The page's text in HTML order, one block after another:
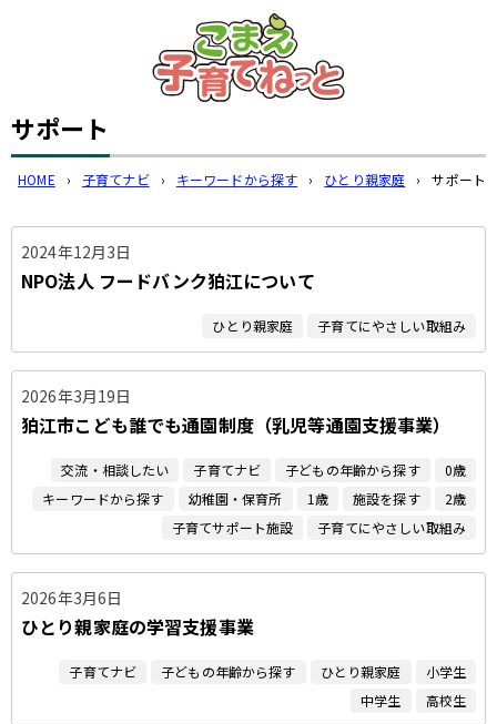
このページの本文へ
サポート
HOME › 子育てナビ › キーワードから探す › ひとり親家庭 › サポート
2024年12月3日
NPO法人 フードバンク狛江について
ひとり親家庭 子育てにやさしい取組み
2026年3月19日
狛江市こども誰でも通園制度（乳児等通園支援事業）
交流・相談したい 子育てナビ 子どもの年齢から探す
0歳
キーワードから探す
幼稚園・保育所 1歳 施設を探す
2歳
子育てサポート施設
子育てにやさしい取組み
2026年3月6日
ひとり親家庭の学習支援事業
子育てナビ 子どもの年齢から探す ひとり親家庭
小学生
中学生
高校生